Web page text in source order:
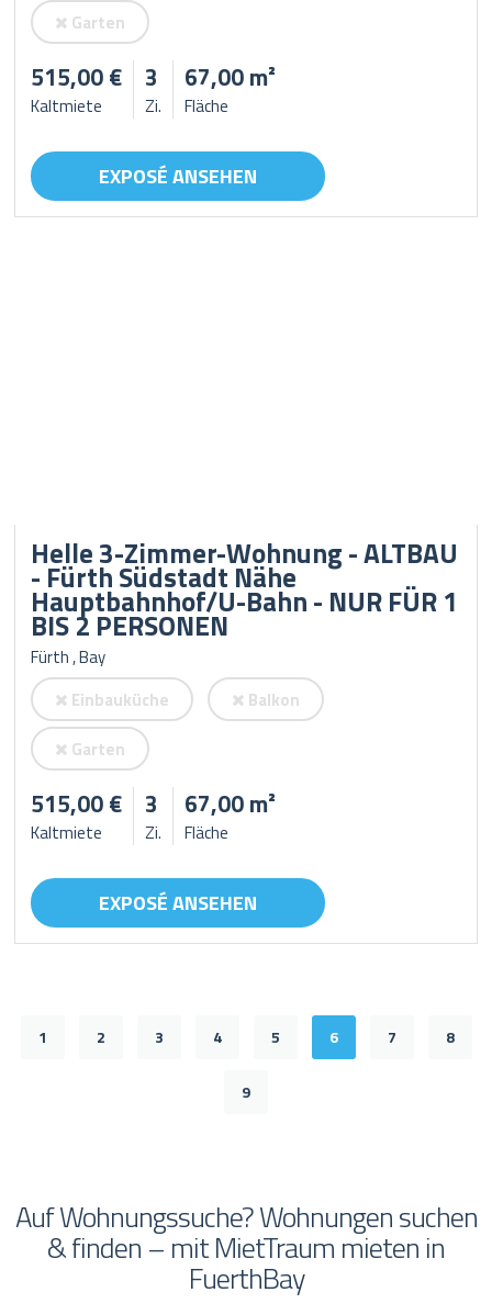
Garten
515,00 €
Kaltmiete
3
Zi.
67,00 m²
Fläche
EXPOSÉ ANSEHEN
Helle 3-Zimmer-Wohnung - ALTBAU
- Fürth Südstadt Nähe
Hauptbahnhof/U-Bahn - NUR FÜR 1
BIS 2 PERSONEN
Fürth , Bay
Einbauküche
Balkon
Garten
515,00 €
Kaltmiete
3
Zi.
67,00 m²
Fläche
EXPOSÉ ANSEHEN
1 2 3 4 5 6 7 8
9
Auf Wohnungssuche? Wohnungen suchen
& finden – mit MietTraum mieten in
FuerthBay